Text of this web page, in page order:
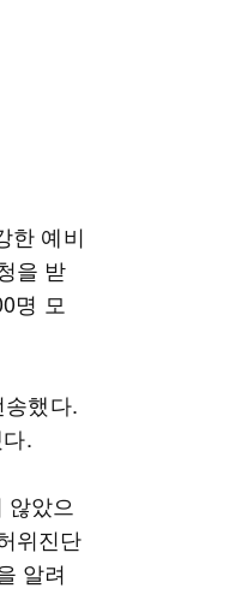
한 예비
을 받
명 모
했다.
.
았으
위진단
알려